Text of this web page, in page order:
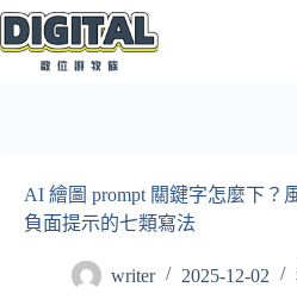
跳
至
AI 繪圖 prompt 關鍵字怎麼下？
負面提示的七類寫法
writer 2025-12-02